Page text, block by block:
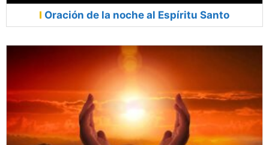
Oración de la noche al Espíritu Santo